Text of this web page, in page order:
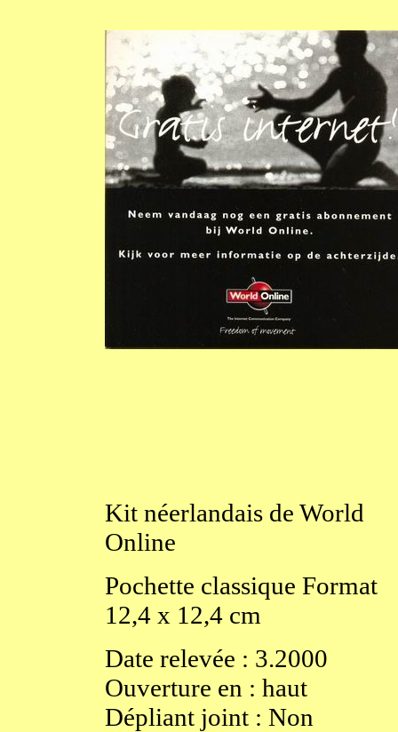
Kit néerlandais de World
Online
Pochette classique Format
12,4 x 12,4 cm
Date relevée : 3.2000
Ouverture en : haut
Dépliant joint : Non